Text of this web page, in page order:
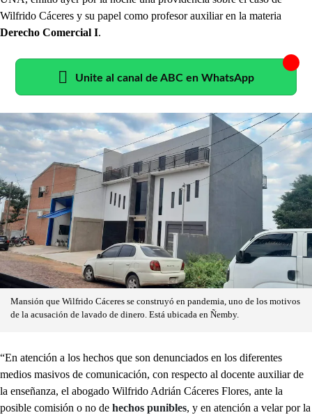
Wilfrido Cáceres y su papel como profesor auxiliar en la materia
Derecho Comercial I.
Unite al canal de ABC en WhatsApp
Mansión que Wilfrido Cáceres se construyó en pandemia, uno de los motivos
de la acusación de lavado de dinero. Está ubicada en Ñemby.
“En atención a los hechos que son denunciados en los diferentes
medios masivos de comunicación, con respecto al docente auxiliar de
la enseñanza, el abogado Wilfrido Adrián Cáceres Flores, ante la
posible comisión o no de hechos punibles, y en atención a velar por la